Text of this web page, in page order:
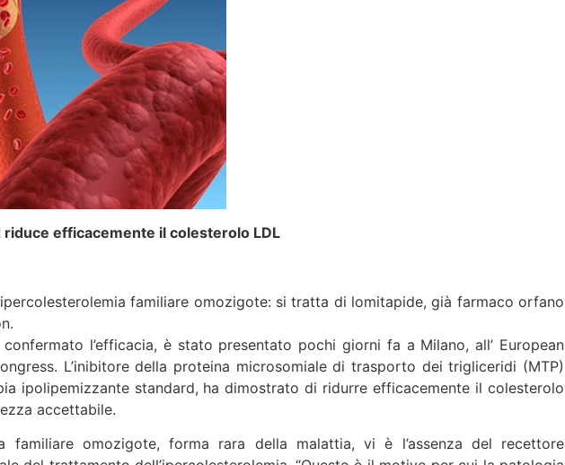
riduce efficacemente il colesterolo LDL
familiare omozigote: si tratta di lomitapide, già farmaco orfano
l’efficacia, è stato presentato pochi giorni fa a Milano, all’ European
L’inibitore della proteina microsomiale di trasporto dei trigliceridi (MTP)
ipolipemizzante standard, ha dimostrato di ridurre efficacemente il colesterolo
accettabile.
familiare omozigote, forma rara della malattia, vi è l’assenza del recettore